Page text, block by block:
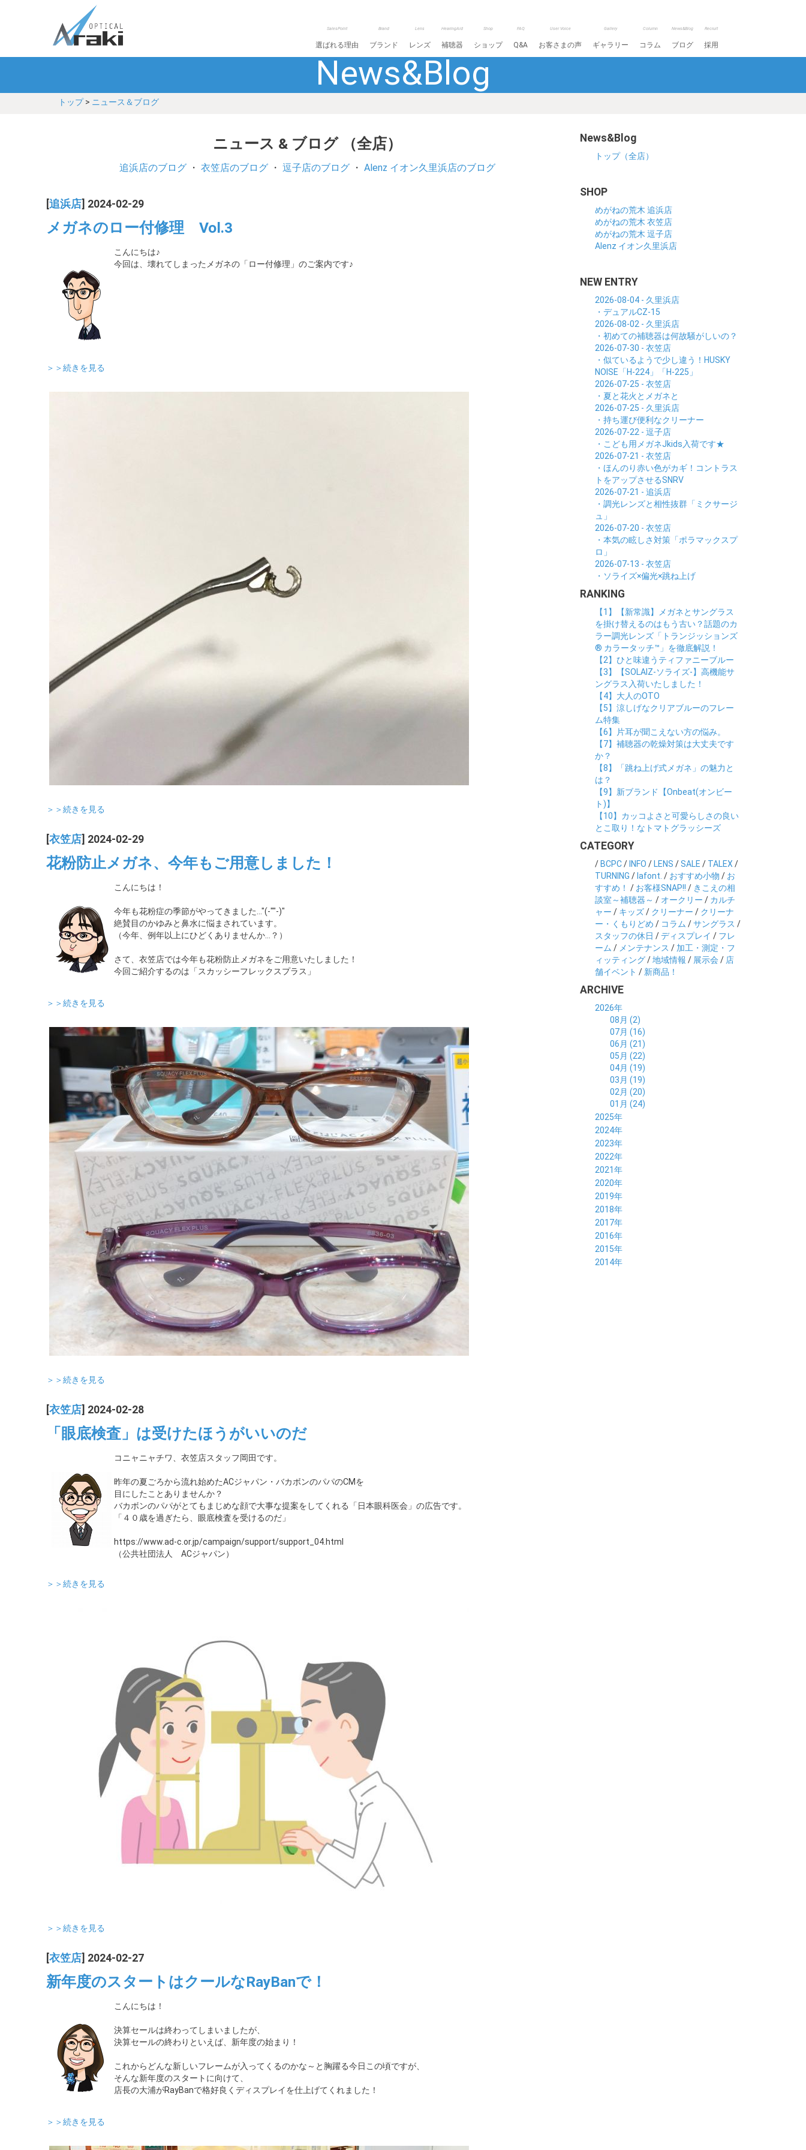
SalesPoint
選ばれる理由
Brand
ブランド
Lens
レンズ
HearingAid
補聴器
Shop
ショップ
FAQ
Q&A
User Voice
お客さまの声
Gallery
ギャラリー
Column
コラム
News&Blog
ブログ
Recruit
採用
News&Blog
トップ> ニュース＆ブログ
ニュース & ブログ （全店）
追浜店のブログ・ 衣笠店のブログ・ 逗子店のブログ・ Alenz イオン久里浜店のブログ
追浜店 ] 2024-02-29
メガネのロー付修理 Vol.3
こんにちは♪
今回は、壊れてしまったメガネの「ロー付修理」のご案内です♪
＞＞続きを見る
＞＞続きを見る
衣笠店 ] 2024-02-29
花粉防止メガネ、今年もご用意しました！
こんにちは！
今年も花粉症の季節がやってきました…"(-""-)"
絶賛目のかゆみと鼻水に悩まされています。
（今年、例年以上にひどくありませんか…？）
さて、衣笠店では今年も花粉防止メガネをご用意いたしました！
今回ご紹介するのは「スカッシーフレックスプラス」
＞＞続きを見る
＞＞続きを見る
衣笠店 ] 2024-02-28
「眼底検査」は受けたほうがいいのだ
コニャニャチワ、衣笠店スタッフ岡田です。
昨年の夏ごろから流れ始めたACジャパン・バカボンのパパのCMを
目にしたことありませんか？
バカボンのパパがとてもまじめな顔で大事な提案をしてくれる「日本眼科医会」の広告です。
「４０歳を過ぎたら、眼底検査を受けるのだ」
https://www.ad-c.or.jp/campaign/support/support_04.html
（公共社団法人 ACジャパン）
＞＞続きを見る
＞＞続きを見る
衣笠店 ] 2024-02-27
新年度のスタートはクールなRayBanで！
こんにちは！
決算セールは終わってしまいましたが、
決算セールの終わりといえば、新年度の始まり！
これからどんな新しいフレームが入ってくるのかな～と胸躍る今日この頃ですが、
そんな新年度のスタートに向けて、
店長の大浦がRayBanで格好良くディスプレイを仕上げてくれました！
＞＞続きを見る
News&Blog
トップ（全店）
SHOP
めがねの荒木 追浜店
めがねの荒木 衣笠店
めがねの荒木 逗子店
Alenz イオン久里浜店
NEW ENTRY
2026-08-04 - 久里浜店
・デュアルCZ-15
2026-08-02 - 久里浜店
・初めての補聴器は何故騒がしいの？
2026-07-30 - 衣笠店
・似ているようで少し違う！HUSKY
NOISE「H-224」「H-225」
2026-07-25 - 衣笠店
・夏と花火とメガネと
2026-07-25 - 久里浜店
・持ち運び便利なクリーナー
2026-07-22 - 逗子店
・こども用メガネJkids入荷です★
2026-07-21 - 衣笠店
・ほんのり赤い色がカギ！コントラス
トをアップさせるSNRV
2026-07-21 - 追浜店
・調光レンズと相性抜群「ミクサージ
ュ」
2026-07-20 - 衣笠店
・本気の眩しさ対策「ポラマックスプ
ロ」
2026-07-13 - 衣笠店
・ソライズ×偏光×跳ね上げ
RANKING
【1】【新常識】メガネとサングラス
を掛け替えるのはもう古い？話題のカ
ラー調光レンズ「トランジッションズ
® カラータッチ™」を徹底解説！
【2】ひと味違うティファニーブルー
【3】【SOLAIZ-ソライズ-】高機能サ
ングラス入荷いたしました！
【4】大人のOTO
【5】涼しげなクリアブルーのフレー
ム特集
【6】片耳が聞こえない方の悩み。
【7】補聴器の乾燥対策は大丈夫です
か？
【8】「跳ね上げ式メガネ」の魅力と
は？
【9】新ブランド【Onbeat(オンビー
ト)】
【10】カッコよさと可愛らしさの良い
とこ取り！なトマトグラッシーズ
CATEGORY
/ BCPC/ INFO / LENS /SALE / TALEX /
TURNING / lafont. / おすすめ小物 / お
すすめ！ / お客様SNAP!! / きこえの相
談室～補聴器～ / オークリー / カルチ
ャー / キッズ/ クリーナー / クリーナ
ー・くもりどめ / コラム /サングラス /
スタッフの休日 /ディスプレイ / フレ
ーム / メンテナンス / 加工・測定・フ
ィッティング/地域情報 / 展示会 / 店
舗イベント / 新商品！
ARCHIVE
2026年
08月 (2)
07月 (16)
06月 (21)
05月 (22)
04月 (19)
03月 (19)
02月 (20)
01月 (24)
2025年
12月 (14)
11月 (17)
10月 (21)
09月 (20)
08月 (20)
07月 (18)
06月 (22)
05月 (21)
04月 (19)
03月 (19)
02月 (19)
01月 (21)
2024年
12月 (19)
11月 (21)
10月 (23)
09月 (23)
08月 (20)
07月 (21)
06月 (22)
05月 (18)
04月 (26)
03月 (23)
02月 (29)
2023年
12月 (19)
11月 (19)
10月 (20)
09月 (22)
08月 (24)
07月 (26)
06月 (25)
05月 (28)
04月 (26)
03月 (30)
2022年
12月 (36)
11月 (16)
10月 (22)
09月 (20)
08月 (18)
07月 (21)
06月 (23)
05月 (25)
04月 (20)
2021年
12月 (18)
11月 (19)
10月 (20)
09月 (24)
08月 (35)
07月 (17)
06月 (25)
05月 (31)
2020年
12月 (19)
11月 (23)
10月 (24)
09月 (29)
08月 (26)
07月 (25)
06月 (21)
2019年
12月 (26)
11月 (21)
10月 (26)
09月 (26)
08月 (31)
07月 (22)
2018年
12月 (22)
11月 (28)
10月 (23)
09月 (27)
08月 (24)
2017年
12月 (20)
11月 (22)
10月 (21)
2016年
12月 (26)
11月 (21)
2015年
12月 (36)
2014年